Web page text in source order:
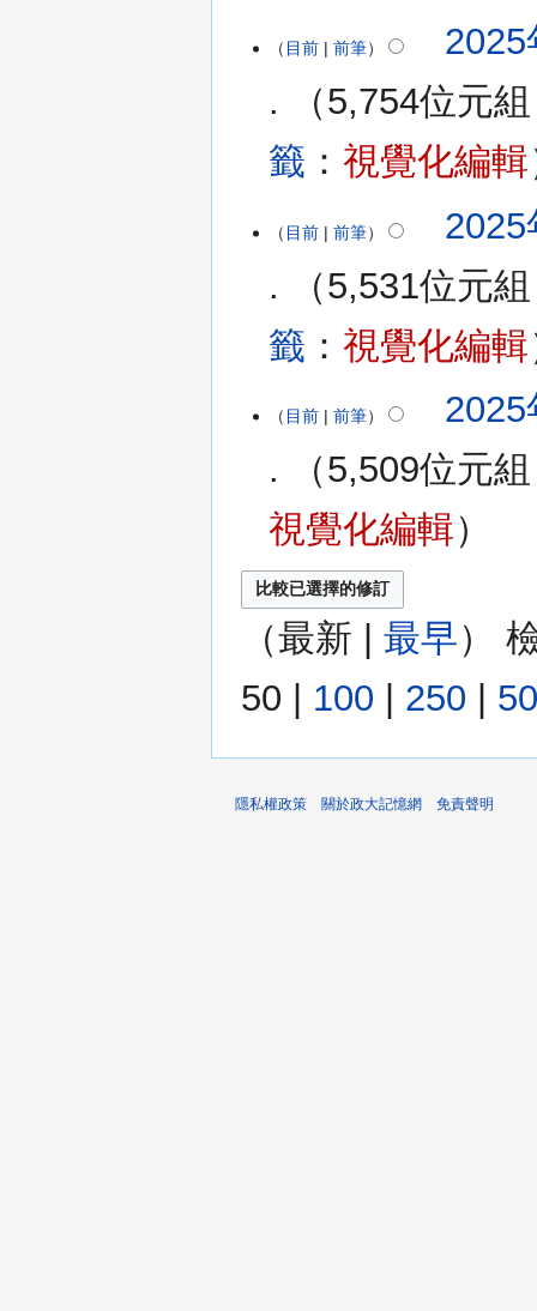
編 目前 前筆
5,754位元組
籤 ：視覺化編輯
目前 前筆
5,531位元組
籤 ：視覺化編輯
目前 前筆
5,509位元組
視覺化編輯
（最新 最早）
50
100 250
隱私權政策 關於政大記憶網 免責聲明